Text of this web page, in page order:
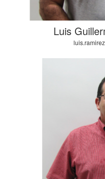
Luis